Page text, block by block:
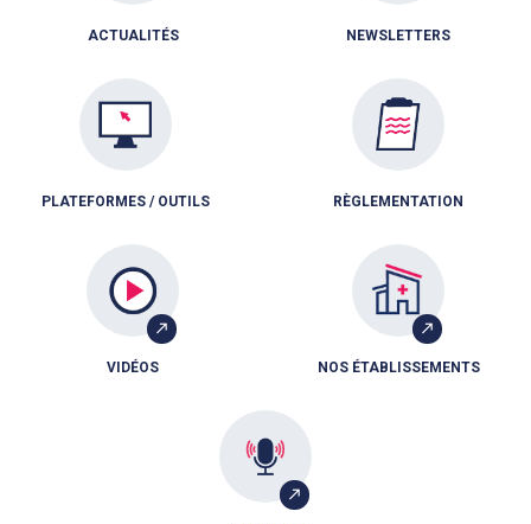
ACTUALITÉS NEWSLETTERS
PLATEFORMES / OUTILS RÈGLEMENTATION
VIDÉOS NOS ÉTABLISSEMENTS